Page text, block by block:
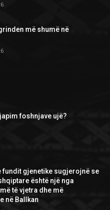
më shumë në
foshnjave ujë?
fundit gjenetike sugjerojnë se
është një nga
të vjetra dhe më
në Ballkan